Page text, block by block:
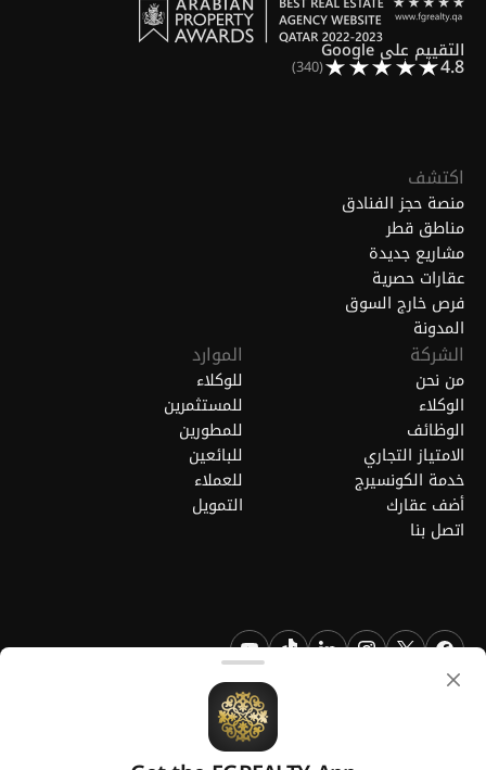
التقييم على Google
4.8
(340)
اكتشف
منصة حجز الفنادق
مناطق قطر
مشاريع جديدة
عقارات حصرية
فرص خارج السوق
المدونة
الشركة
من نحن
الوكلاء
الوظائف
الامتياز التجاري
خدمة الكونسيرج
أضف عقارك
اتصل بنا
الموارد
للوكلاء
للمستثمرين
للمطورين
للبائعين
للعملاء
التمويل
هي علامة تجارية مسجلة لشركة فايند جريت ريالتي ذ.م.م قطر.